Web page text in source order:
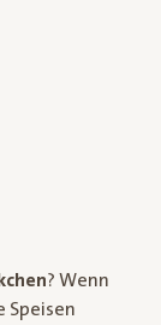
? Wenn
Speisen